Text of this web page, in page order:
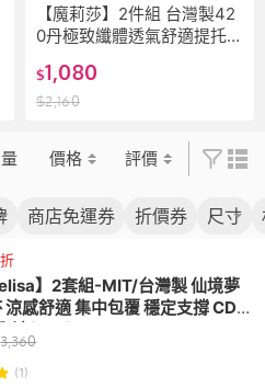
【魔莉莎】2件組 台灣製42
0丹極致纖體透氣舒適提托雕
$1,080
$2,160
價格 評價
商店免運券 折價券 尺寸
】2套組-MIT/台灣製 仙境夢
涼感舒適 集中包覆 穩定支撐 CDE
褲(S20)
3,360
(1)